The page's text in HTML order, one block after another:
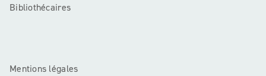
Bibliothécaires
Mentions légales